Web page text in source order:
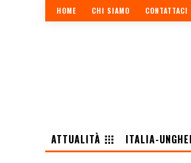
HOME CHI SIAMO CONTATTACI
ATTUALITÀ
ITALIA-